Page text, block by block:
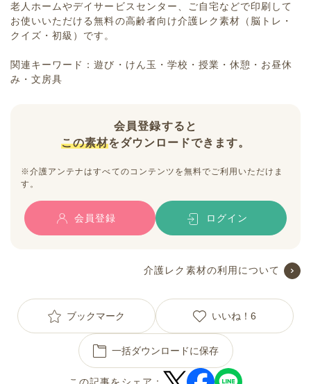
老人ホームやデイサービスセンター、ご自宅などで印刷して
お使いいただける無料の高齢者向け介護レク素材（脳トレ・
クイズ・初級）です。
関連キーワード：遊び・けん玉・学校・授業・休憩・お昼休
み・文房具
会員登録すると
この素材をダウンロードできます。
※介護アンテナはすべてのコンテンツを無料でご利用いただけま
す。
会員登録 ログイン
介護レク素材の利用について
ブックマーク いいね！ 6
一括ダウンロードに保存